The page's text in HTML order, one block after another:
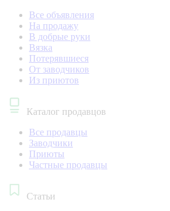
Все объявления
На продажу
В добрые руки
Вязка
Потерявшиеся
От заводчиков
Из приютов
Каталог продавцов
Все продавцы
Заводчики
Приюты
Частные продавцы
Статьи